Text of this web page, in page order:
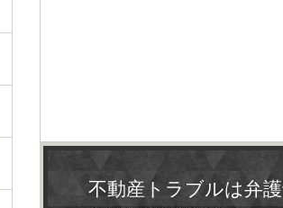
不動産トラブルは弁